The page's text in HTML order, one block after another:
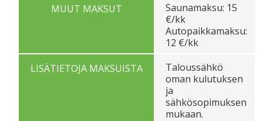
MUUT MAKSUT
Saunamaksu: 15
€/kk
Autopaikkamaksu:
12 €/kk
LISÄTIETOJA MAKSUISTA
Taloussähkö
oman kulutuksen
ja
sähkösopimuksen
mukaan.